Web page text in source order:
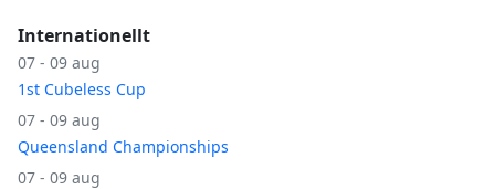
Internationellt
07 - 09 aug
1st Cubeless Cup
07 - 09 aug
Queensland Championships
07 - 09 aug